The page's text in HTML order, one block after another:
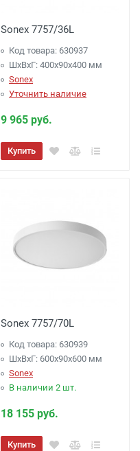
Sonex 7757/36L
Код товара: 630937
ШхВхГ: 400x90x400 мм
Sonex
Уточнить наличие
9 965 руб.
Купить
Sonex 7757/70L
Код товара: 630939
ШхВхГ: 600x90x600 мм
Sonex
В наличии 2 шт.
18 155 руб.
Купить